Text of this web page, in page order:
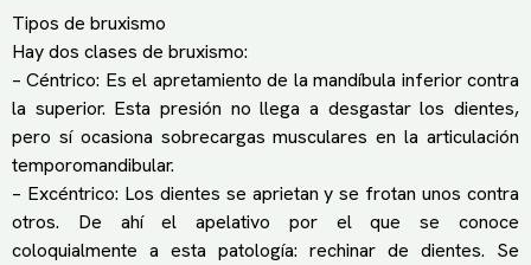
Tipos de bruxismo
Hay dos clases de bruxismo:
– Céntrico: Es el apretamiento de la mandíbula inferior contra
la superior. Esta presión no llega a desgastar los dientes,
pero sí ocasiona sobrecargas musculares en la articulación
temporomandibular.
– Excéntrico: Los dientes se aprietan y se frotan unos contra
otros. De ahí el apelativo por el que se conoce
coloquialmente a esta patología: rechinar de dientes. Se